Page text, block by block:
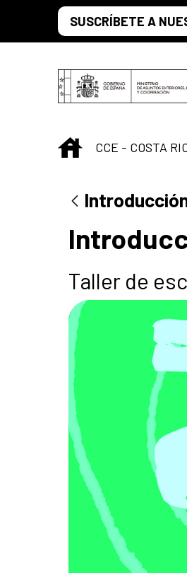
Saltar al contenido principal
SUSCRÍBETE A
INICIO
CCE - COSTA
Taller de